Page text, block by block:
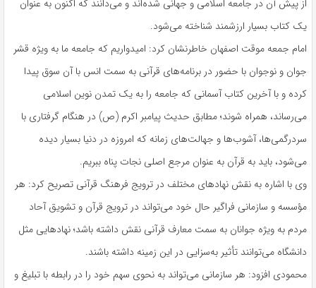
از پیش آن در جامعه اسلامی و جهانی شده‌اند و می‌دانند که اکنون به عنوان
یک کتاب بسیار ارزشمند شناخته می‌شود.
امام جمعه موقت اصفهان خاطرنشان کرد: امیدواریم که جامعه ما به ویژه قشر
جوان و نوجوان با حضور در برنامه‌های قرآنی به سمت انس با آن سوق پیدا
کرده و با آخرین کتاب آسمانی که جامعه را به یک تمدن نوین اسلامی
می‌رساند، همراه شوند؛ مطابق حدیث پیامبر اکرم (ص) در هنگام گرفتاری با
سردرگمی‌ها، آشوب‌ها و جهالت‌های زمانه که امروزه در دنیا بسیار دیده
می‌شود، باید به قرآن به عنوان مرجع اصلی نجات پناه ببریم.
وی با اشاره به نقش نهادهای مختلف در ترویج فرهنگ قرآنی تصریح کرد: هر
مؤسسه و سازمانی فراگیر حال خود می‌تواند در ترویج قرآن و تشویق آحاد
مردم به ویژه جوانان به سمت معارف قرآنی نقش داشته باشد؛ نهادهایی مثل
دانشگاه می‌توانند تأثیر به‌سزایی در این زمینه داشته باشند.
محمودی افزود: هر سازمانی می‌تواند به نحوی سهم خود را در رابطه با تبلیغ و